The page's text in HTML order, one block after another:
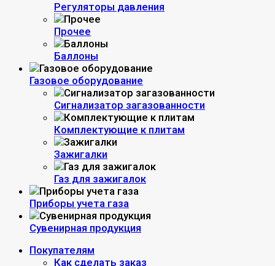
Регуляторы давления
Прочее
Баллоны
Газовое оборудование
Сигнализатор загазованности
Комплектующие к плитам
Зажигалки
Газ для зажигалок
Приборы учета газа
Сувенирная продукция
Покупателям
Как сделать заказ